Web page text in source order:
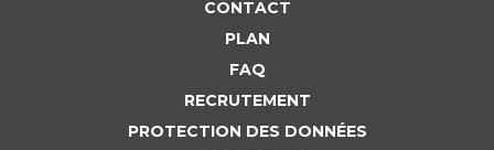
CONTACT
PLAN
FAQ
RECRUTEMENT
PROTECTION DES DONNÉES